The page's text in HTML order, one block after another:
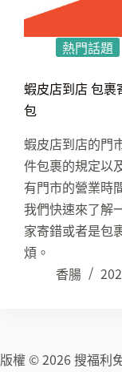
熱門話題
蝦皮店到店 包
包
蝦皮店到店的門
件包裹的規定以
有門市的營業時
我們快速來了解
家寄錯或者是包
煩。
香腸
版權 © 2026 搜福利